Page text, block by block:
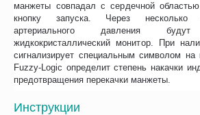
манжеты совпадал с сердечной
кнопку запуска. Через несколько
артериального давления
жидкокристаллический монитор. При
сигнализирует специальным символом на
Fuzzy-Logic определит степень накачки
предотвращения перекачки манжеты.
Инструкции